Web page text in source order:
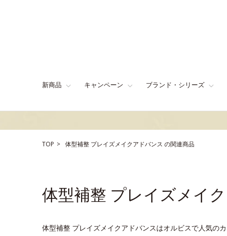
新商品 キャンペーン ブランド・シリーズ
TOP 体型補整 プレイズメイクアドバンス の関連商品
体型補整 プレイズメイ
体型補整 プレイズメイクアドバンスはオルビスで人気の